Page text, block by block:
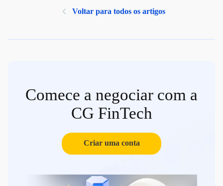
Voltar para todos os artigos
Comece a negociar com a
CG FinTech
Criar uma conta